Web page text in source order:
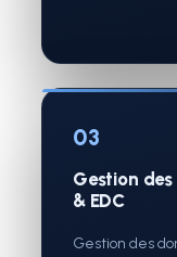
03
Gestion
& EDC
Gestion des